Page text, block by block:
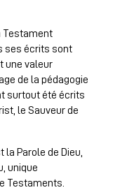
Testament
ses écrits sont
une valeur
de la pédagogie
surtout été écrits
le Sauveur de
la Parole de Dieu,
unique
Testaments.